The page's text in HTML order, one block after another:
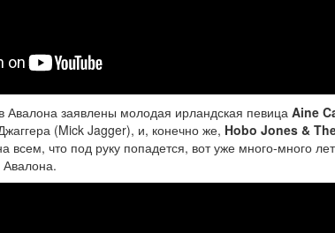
Авалона заявлены молодая ирландская певицаAine
(Mick Jagger), и, конечно же, Hobo Jones &
всем, что под руку попадется, вот уже много-много